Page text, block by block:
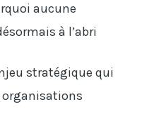
aucune
à l’abri
stratégique qui
organisations